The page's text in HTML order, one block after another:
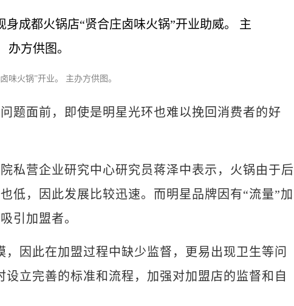
味火锅”开业。 主办方供图。
面前，即使是明星光环也难以挽回消费者的好
营企业研究中心研究员蒋泽中表示，火锅由于后
低，因此发展比较迅速。而明星品牌因有“流量”加
引加盟者。
因此在加盟过程中缺少监督，更易出现卫生等问
立完善的标准和流程，加强对加盟店的监督和自